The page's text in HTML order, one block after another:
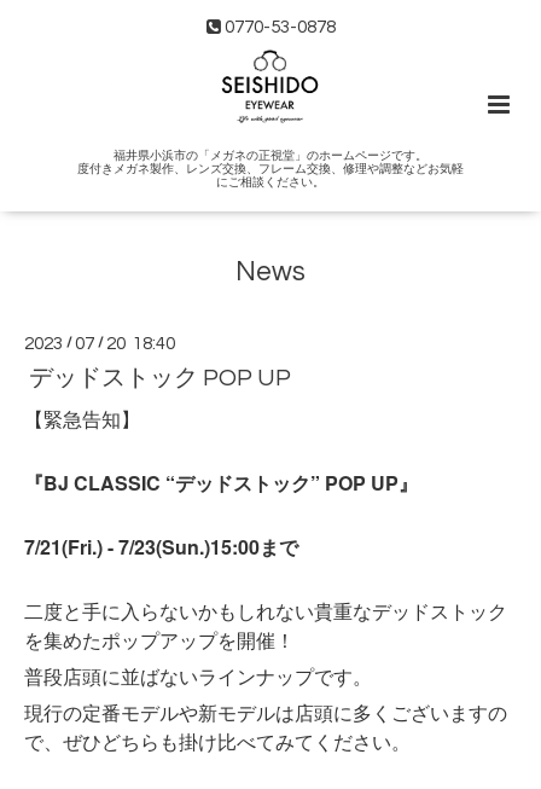
0770-53-0878
福井県小浜市の「メガネの正視堂」のホームページです。
度付きメガネ製作、レンズ交換、フレーム交換、修理や調整などお気軽
にご相談ください。
News
2023 /07 / 20 18:40
デッドストック POP UP
【緊急告知】
『BJ CLASSIC “デッドストック” POP UP』
7/21(Fri.) - 7/23(Sun.)15:00まで
二度と手に入らないかもしれない貴重なデッドストック
を集めたポップアップを開催！
普段店頭に並ばないラインナップです。
現行の定番モデルや新モデルは店頭に多くございますの
で、ぜひどちらも掛け比べてみてください。